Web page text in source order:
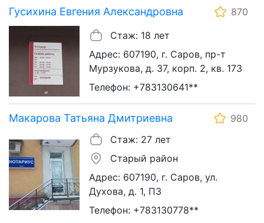
Гусихина Евгения Александровна
870
Стаж: 18 лет
Адрес: 607190, г. Саров, пр-т
Мурзукова, д. 37, корп. 2, кв. 173
Телефон: +783130641**
Макарова Татьяна Дмитриевна
980
Стаж: 27 лет
Старый район
Адрес: 607190, г. Саров, ул.
Духова, д. 1, П3
Телефон: +783130778**